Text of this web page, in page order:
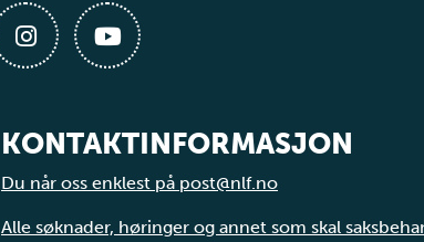
KONTAKTINFORMASJON
Du når oss enklest på post@nlf.no
Alle søknader, høringer og annet som skal